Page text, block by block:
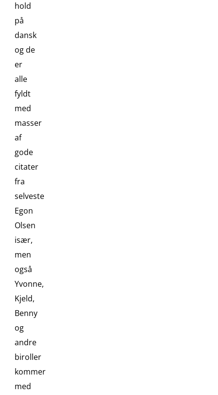
hold
på
dansk
og de
er
alle
fyldt
med
masser
af
gode
citater
fra
selveste
Egon
Olsen
især,
men
også
Yvonne,
Kjeld,
Benny
og
andre
biroller
kommer
med